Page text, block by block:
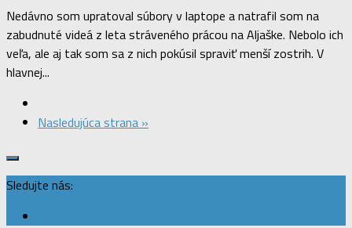
Nedávno som upratoval súbory v laptope a natrafil som na
zabudnuté videá z leta stráveného prácou na Aljaške. Nebolo ich
veľa, ale aj tak som sa z nich pokúsil spraviť menší zostrih. V
hlavnej...
Nasledujúca strana »
Sledujte nás: